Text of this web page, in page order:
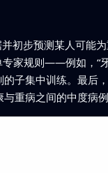
初步预测某人可能
家规则——例如，“
子集中训练。最后
重病之间的中度病例